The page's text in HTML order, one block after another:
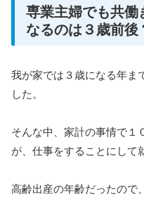
専業主婦でも共
なるのは３歳前後
我が家では３歳になる年ま
した。
そんな中、家計の事情で１
が、仕事をすることにして
高齢出産の年齢だったので